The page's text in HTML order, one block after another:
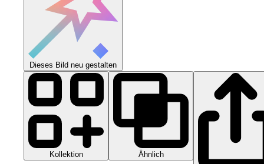
Dieses Bild neu gestalten
Kollektion Ähnlich